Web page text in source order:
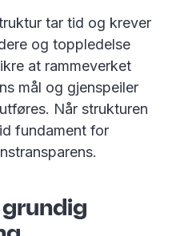
tar tid og krever
og toppledelse
at rammeverket
mål og gjenspeiler
Når strukturen
fundament for